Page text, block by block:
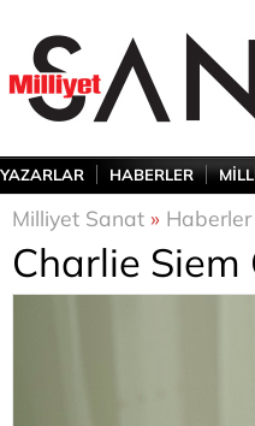
YAZARLAR HABERLER
Milliyet Sanat » Haberler
Charlie Siem